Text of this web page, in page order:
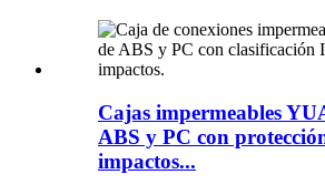
Cajas impermeables
ABS y PC con
impactos...